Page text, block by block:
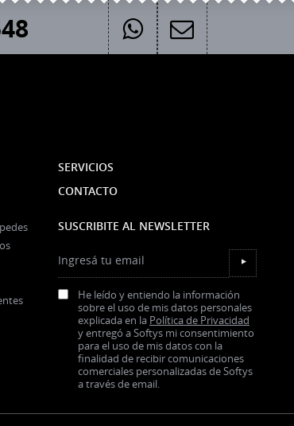
SERVICIOS
CONTACTO
SUSCRIBITE AL NEWSLETTER
Ingresá tu email
He leído y entiendo la información
sobre el uso de mis datos personales
explicada en la Política de Privacidad
y entregó a Softys mi consentimiento
para el uso de mis datos con la
finalidad de recibir comunicaciones
comerciales personalizadas de Softys
a través de email.
▼